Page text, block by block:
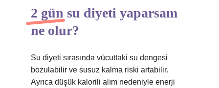
2 gün su diyeti yaparsam
ne olur?
Su diyeti sırasında vücuttaki su dengesi
bozulabilir ve susuz kalma riski artabilir.
Ayrıca düşük kalorili alım nedeniyle enerji